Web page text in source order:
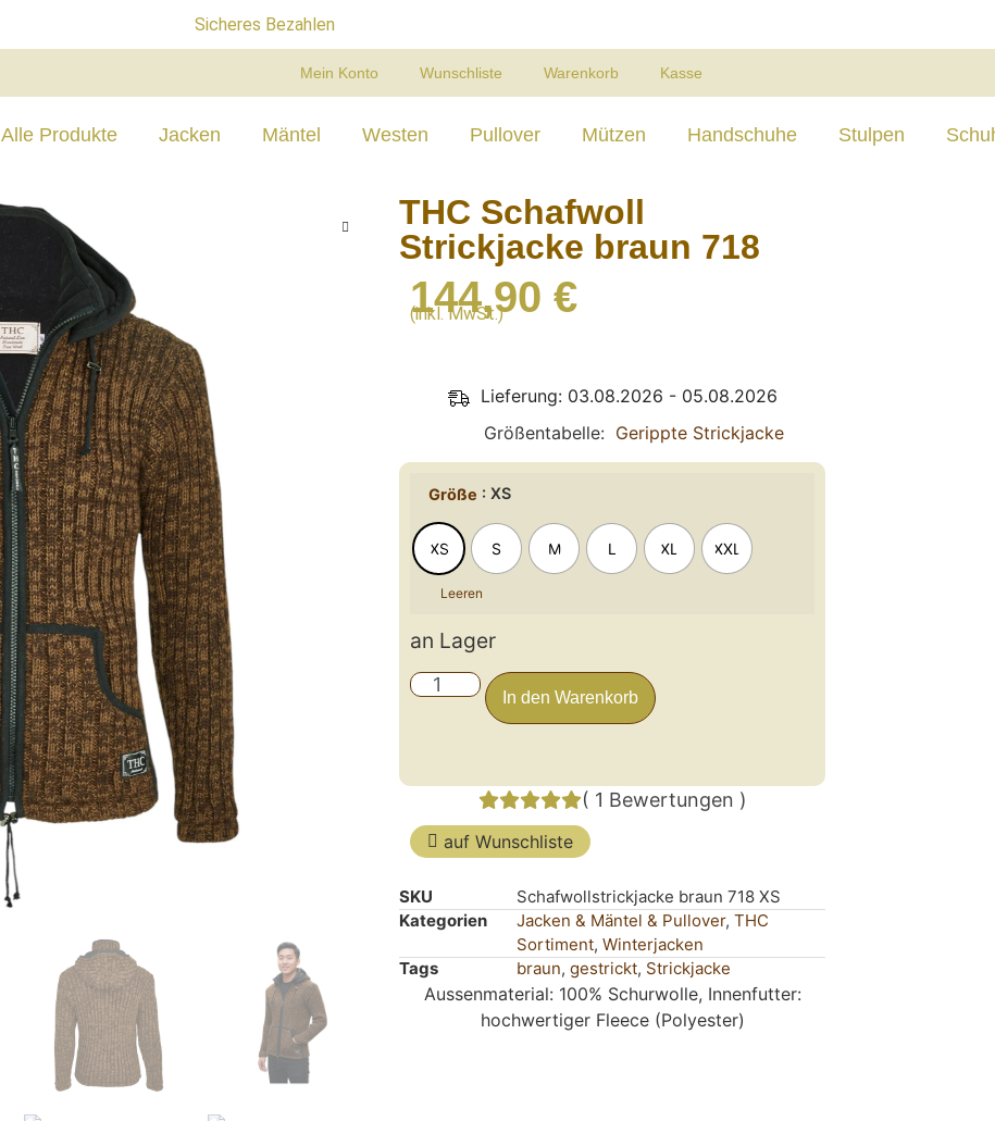
Kostenloser Umtauschservice in Deutschland
Mein Konto Wunschliste Warenkorb Kasse
Alle Produkte Jacken Mäntel Westen Pullover Mützen Handschuhe Stulpen
THC Schafwoll
Strickjacke braun 718
144,90 €
(inkl. MwSt.)
Lieferung: 03.08.2026 - 05.08.2026
Größentabelle
Gerippte Strickjacke
Größe : XS
XS S M L XL XXL
Leeren
an Lager
In den Warenkorb
( 1 Bewertungen )
auf Wunschliste
SKU
Schafwollstrickjacke braun 718 XS
Kategorien
Jacken & Mäntel & Pullover, THC
Sortiment, Winterjacken
Tags
braun, gestrickt, Strickjacke
Aussenmaterial: 100% Schurwolle, Innenfutter:
hochwertiger Fleece (Polyester)